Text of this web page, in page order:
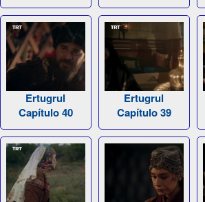
Ertugrul
Capítulo 40
Ertugrul
Capítulo 39